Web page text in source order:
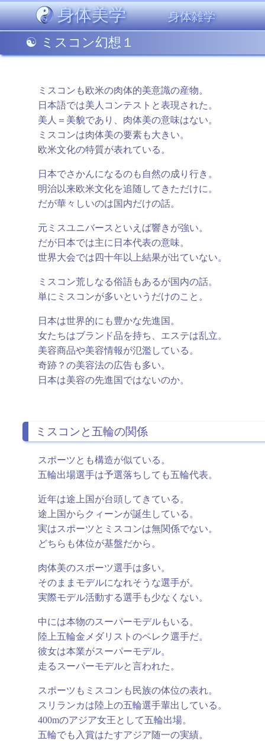
身体美学 身体雑学
ミスコン幻想１
ミスコンも欧米の肉体的美意識の産物。
日本語では美人コンテストと表現された。
美人＝美貌であり、肉体美の意味はない。
ミスコンは肉体美の要素も大きい。
欧米文化の特質が表れている。
日本でさかんになるのも自然の成り行き。
明治以来欧米文化を追随してきただけに。
だが華々しいのは国内だけの話。
元ミスユニバースといえば響きが強い。
だが日本では主に日本代表の意味。
世界大会では四十年以上結果が出ていない。
ミスコン荒しなる俗語もあるが国内の話。
単にミスコンが多いというだけのこと。
日本は世界的にも豊かな先進国。
女たちはブランド品を持ち、エステは乱立。
美容商品や美容情報が氾濫している。
奇跡？の美容法の広告も多い。
日本は美容の先進国ではないのか。
ミスコンと五輪の関係
スポーツとも構造が似ている。
五輪出場選手は予選落ちしても五輪代表。
近年は途上国が台頭してきている。
途上国からクィーンが誕生している。
実はスポーツとミスコンは無関係でない。
どちらも体位が基盤だから。
肉体美のスポーツ選手は多い。
そのままモデルになれそうな選手が。
実際モデル活動する選手も少なくない。
中には本物のスーパーモデルもいる。
陸上五輪金メダリストのペレク選手だ。
彼女は本業がスーパーモデル。
走るスーパーモデルと言われた。
スポーツもミスコンも民族の体位の表れ。
スリランカは陸上の五輪選手輩出している。
400mのアジア女王として五輪出場。
五輪でも入賞はたすアジア随一の実績。